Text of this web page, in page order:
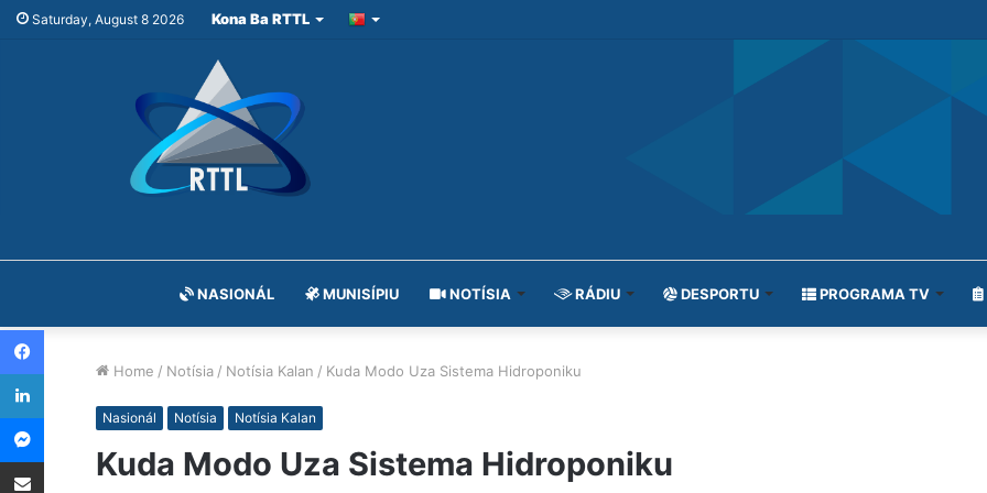
Saturday, August 8 2026 Kona Ba RTTL
NASIONÁL MUNISÍPIU NOTÍSIA RÁDIU DESPORTU PROGRAMA TV
Home / Notísia / Notísia Kalan / Kuda Modo Uza Sistema Hidroponiku
Nasionál Notísia Notísia Kalan
Kuda Modo Uza Sistema Hidroponiku
Facebook
LinkedIn
Messenger